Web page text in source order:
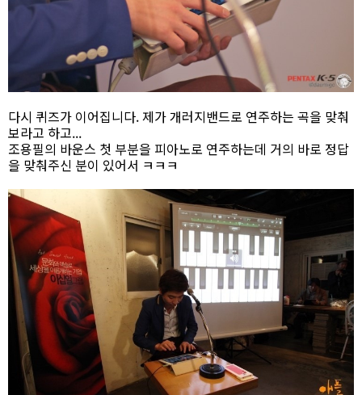
다시 퀴즈가 이어집니다. 제가 개러지밴드로 연주하는 곡을 맞춰
보라고 하고...
조용필의 바운스 첫 부분을 피아노로 연주하는데 거의 바로 정답
을 맞춰주신 분이 있어서 ㅋㅋㅋ